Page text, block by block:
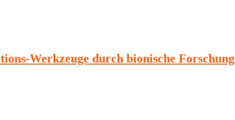
Werkzeuge durch bionische Forschung